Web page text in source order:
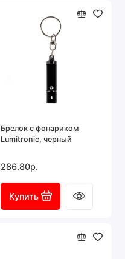
Брелок с фонариком
Lumitronic, черный
286.80р.
Купить